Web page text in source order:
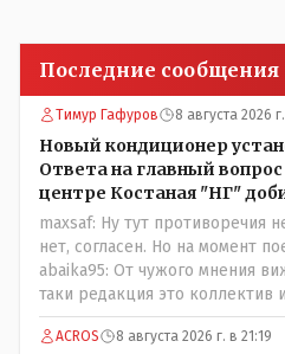
Последние сообщения
Тимур Гафуров 8 августа 2026
Новый кондиционер
Ответа на главный
центре Костаная "НГ"
maxsaf: Ну тут противоречия
нет, согласен. Но на момент
abaika95: От чужого мнения
таки редакция это коллектив
профессиональное лицо
Общественному объединению
ACROS 8 августа 2026 г. в 21:19